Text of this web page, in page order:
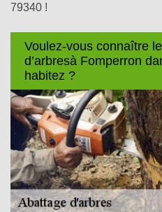
79340 !
Voulez-vous connaître
d’arbresà Fomperron
habitez ?